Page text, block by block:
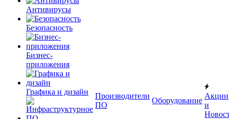
Антивирусы
Безопасность
Бизнес-
приложения
Графика и дизайн
Производители
ПО
Оборудование
Акции
и